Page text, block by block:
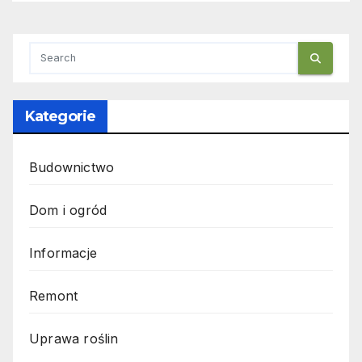
Kategorie
Budownictwo
Dom i ogród
Informacje
Remont
Uprawa roślin